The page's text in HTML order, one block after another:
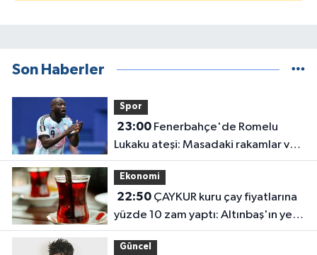
Son Haberler
Spor
23:00Fenerbahçe'de Romelu
Lukaku ateşi: Masadaki rakamlar ve
transferin detayları belli oldu
Ekonomi
22:50ÇAYKUR kuru çay fiyatlarına
yüzde 10 zam yaptı: Altınbaş'ın yeni
fiyatı belli oldu
Güncel